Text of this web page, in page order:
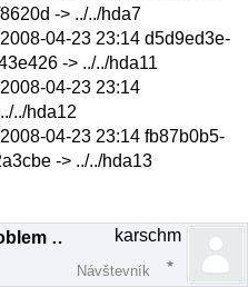
-> ../../hda7
04-23 23:14 d5d9ed3e-
-> ../../hda11
04-23 23:14
../hda12
04-23 23:14 fb87b0b5-
-> ../../hda13
Re: Ubuntu 7.10 - problem s bootovanim karschm
Návštevník